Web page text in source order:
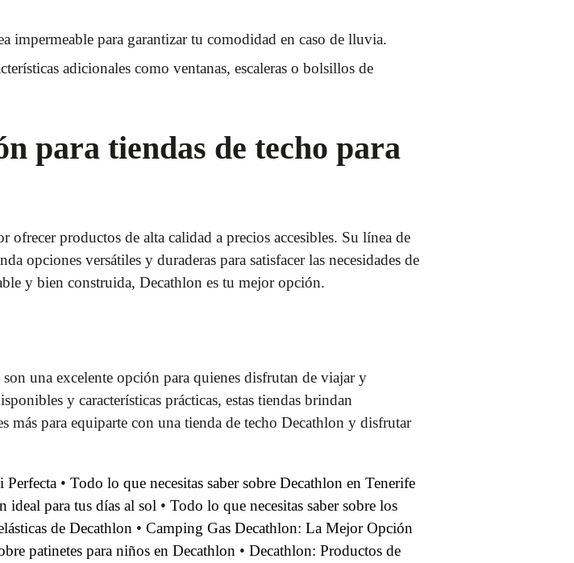
impermeable para garantizar tu comodidad en caso de lluvia.
adicionales como ventanas, escaleras o bolsillos de
para tiendas de techo para
productos de alta calidad a precios accesibles. Su línea de
opciones versátiles y duraderas para satisfacer las necesidades de
y bien construida, Decathlon es tu mejor opción.
una excelente opción para quienes disfrutan de viajar y
y características prácticas, estas tiendas brindan
más para equiparte con una tienda de techo Decathlon y disfrutar
Perfecta • Todo lo que necesitas saber sobre Decathlon en Tenerife
ideal para tus días al sol • Todo lo que necesitas saber sobre los
de Decathlon • Camping Gas Decathlon: La Mejor Opción
patinetes para niños en Decathlon • Decathlon: Productos de